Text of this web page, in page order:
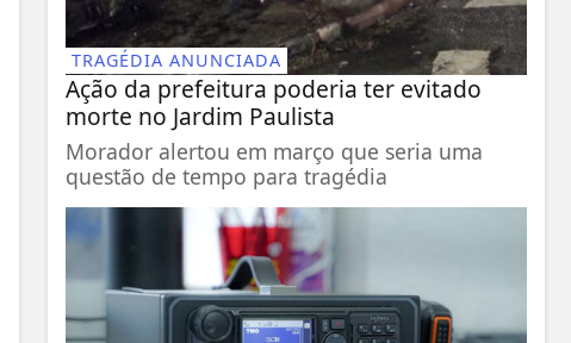
TRAGÉDIA ANUNCIADA
Ação da prefeitura poderia ter evitado
morte no Jardim Paulista
Morador alertou em março que seria uma
questão de tempo para tragédia